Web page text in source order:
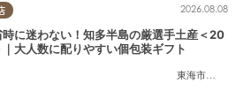
東海市
,大府市
2026.08.08
時に迷わない！知多半島の厳選手土産＜20
大人数に配りやすい個包装ギフト